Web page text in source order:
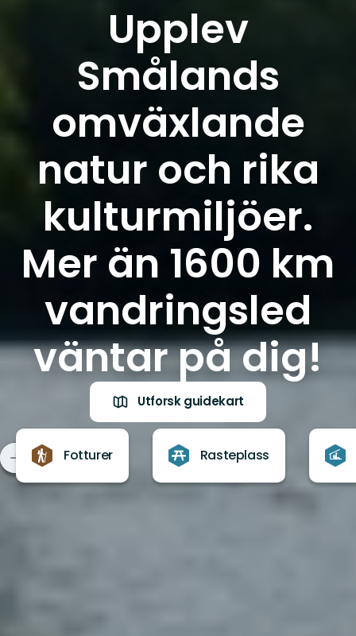
Upplev
Smålands
omväxlande
natur och rika
kulturmiljöer.
Mer än 1600 km
vandringsled
väntar på dig!
Utforsk guidekart
Fotturer Rasteplass